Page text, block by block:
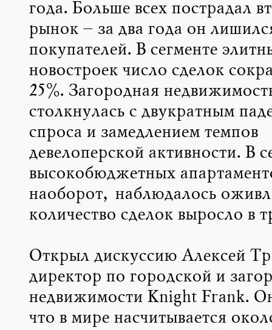
года. Больше всех пострадал
рынок – за два года он
покупателей. В сегменте
новостроек число сделок
25%. Загородная
столкнулась с двукратным
спроса и замедлением темпов
девелоперской активности. В
высокобюджетных
наоборот, наблюдалось
количество сделок выросло в
Открыл дискуссию Алексей
директор по городской и
недвижимости Knight Frank.
что в мире насчитывается